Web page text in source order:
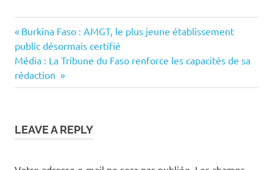
Navigation
de
l’article
Previous
Post:
Burkina Faso : AMGT, le plus jeune établissement
public désormais certifié
Next
Post:
Média : La Tribune du Faso renforce les capacités de sa
rédaction
LEAVE A REPLY